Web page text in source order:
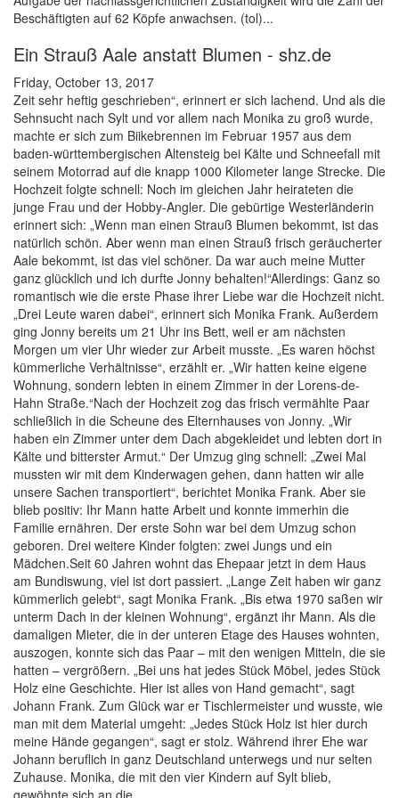
Beschäftigten auf 62 Köpfe anwachsen. (tol)...
Ein Strauß Aale anstatt Blumen - shz.de
Friday, October 13, 2017
Zeit sehr heftig geschrieben“, erinnert er sich lachend. Und als die
Sehnsucht nach Sylt und vor allem nach Monika zu groß wurde,
machte er sich zum Biikebrennen im Februar 1957 aus dem
baden-württembergischen Altensteig bei Kälte und Schneefall mit
seinem Motorrad auf die knapp 1000 Kilometer lange Strecke. Die
Hochzeit folgte schnell: Noch im gleichen Jahr heirateten die
junge Frau und der Hobby-Angler. Die gebürtige Westerländerin
erinnert sich: „Wenn man einen Strauß Blumen bekommt, ist das
natürlich schön. Aber wenn man einen Strauß frisch geräucherter
Aale bekommt, ist das viel schöner. Da war auch meine Mutter
ganz glücklich und ich durfte Jonny behalten!“Allerdings: Ganz so
romantisch wie die erste Phase ihrer Liebe war die Hochzeit nicht.
„Drei Leute waren dabei“, erinnert sich Monika Frank. Außerdem
ging Jonny bereits um 21 Uhr ins Bett, weil er am nächsten
Morgen um vier Uhr wieder zur Arbeit musste. „Es waren höchst
kümmerliche Verhältnisse“, erzählt er. „Wir hatten keine eigene
Wohnung, sondern lebten in einem Zimmer in der Lorens-de-
Hahn Straße.“Nach der Hochzeit zog das frisch vermählte Paar
schließlich in die Scheune des Elternhauses von Jonny. „Wir
haben ein Zimmer unter dem Dach abgekleidet und lebten dort in
Kälte und bitterster Armut.“ Der Umzug ging schnell: „Zwei Mal
mussten wir mit dem Kinderwagen gehen, dann hatten wir alle
unsere Sachen transportiert“, berichtet Monika Frank. Aber sie
blieb positiv: Ihr Mann hatte Arbeit und konnte immerhin die
Familie ernähren. Der erste Sohn war bei dem Umzug schon
geboren. Drei weitere Kinder folgten: zwei Jungs und ein
Mädchen.Seit 60 Jahren wohnt das Ehepaar jetzt in dem Haus
am Bundiswung, viel ist dort passiert. „Lange Zeit haben wir ganz
kümmerlich gelebt“, sagt Monika Frank. „Bis etwa 1970 saßen wir
unterm Dach in der kleinen Wohnung“, ergänzt ihr Mann. Als die
damaligen Mieter, die in der unteren Etage des Hauses wohnten,
auszogen, konnte sich das Paar – mit den wenigen Mitteln, die sie
hatten – vergrößern. „Bei uns hat jedes Stück Möbel, jedes Stück
Holz eine Geschichte. Hier ist alles von Hand gemacht“, sagt
Johann Frank. Zum Glück war er Tischlermeister und wusste, wie
man mit dem Material umgeht: „Jedes Stück Holz ist hier durch
meine Hände gegangen“, sagt er stolz. Während ihrer Ehe war
Johann beruflich in ganz Deutschland unterwegs und nur selten
Zuhause. Monika, die mit den vier Kindern auf Sylt blieb,